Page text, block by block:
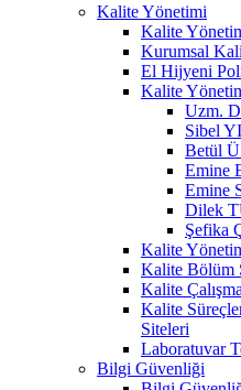
Kalite Yönetimi
Kalite
Kurumsal
El Hijyeni
Kalite
Uzm.
Sibel
Betül
Emine
Emine
Dilek
Şefika
Kalite
Kalite Bölüm
Kalite
Kalite
Siteleri
Laboratuvar
Bilgi Güvenliği